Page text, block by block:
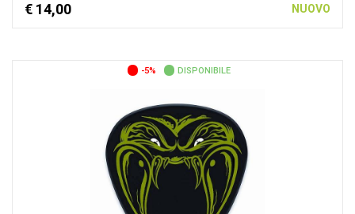
€ 14,00 NUOVO
-5% DISPONIBILE